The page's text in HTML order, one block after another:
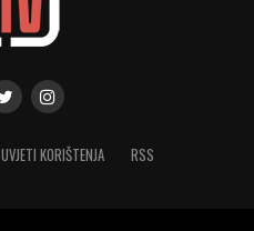
UVJETI KORIŠTENJA RSS